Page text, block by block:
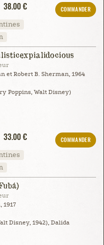
38.00 €
COMMANDER
et Robert B. Sherman, 1964
Poppins, Walt Disney)
33.00 €
COMMANDER
1917
Disney, 1942), Dalida